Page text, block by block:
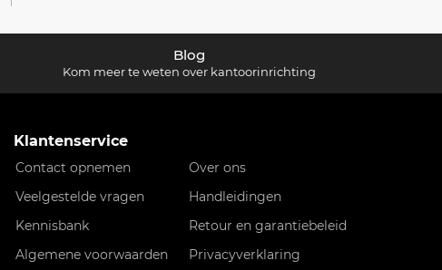
Blog
Kom meer te weten over kantoorinrichting
Klantenservice
Contact opnemen
Over ons
Veelgestelde vragen
Handleidingen
Kennisbank
Retour en garantiebeleid
Algemene voorwaarden
Privacyverklaring